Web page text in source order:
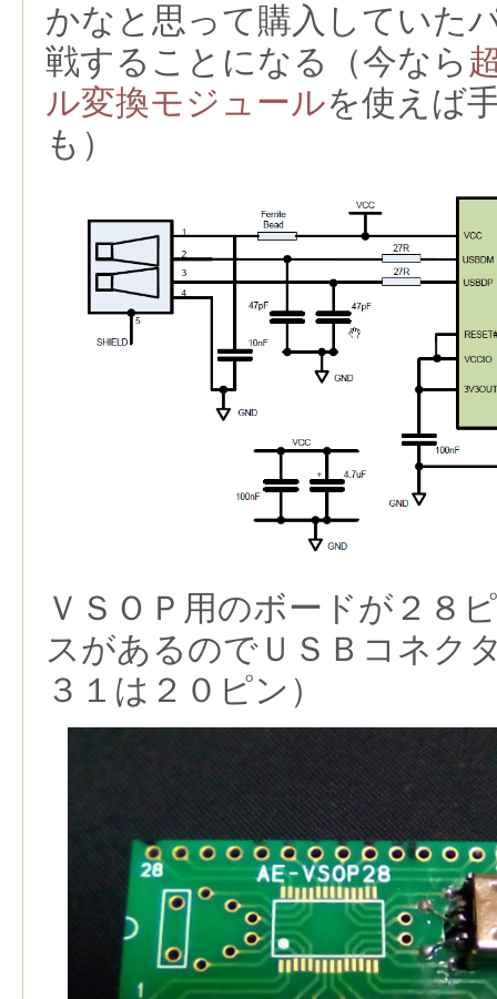
かなと思って購入していた
戦することになる（今なら
ル変換モジュールを使えば
も）
ＶＳＯＰ用のボードが２８
スがあるのでＵＳＢコネク
３１は２０ピン）